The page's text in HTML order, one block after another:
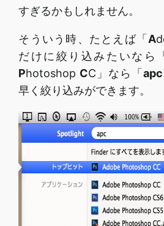
すぎるかもしれません。
そういう時、たとえば「 A
だけに絞り込みたいなら「
Photoshop CC」なら「apc
早く絞り込みができます。